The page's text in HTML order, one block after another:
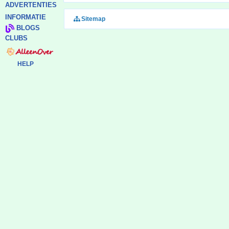
ADVERTENTIES
INFORMATIE
BLOGS
CLUBS
HELP
Sitemap